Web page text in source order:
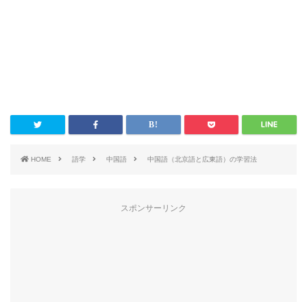
HOME 語学 中国語 中国語（北京語と広東語）の学習法
スポンサーリンク